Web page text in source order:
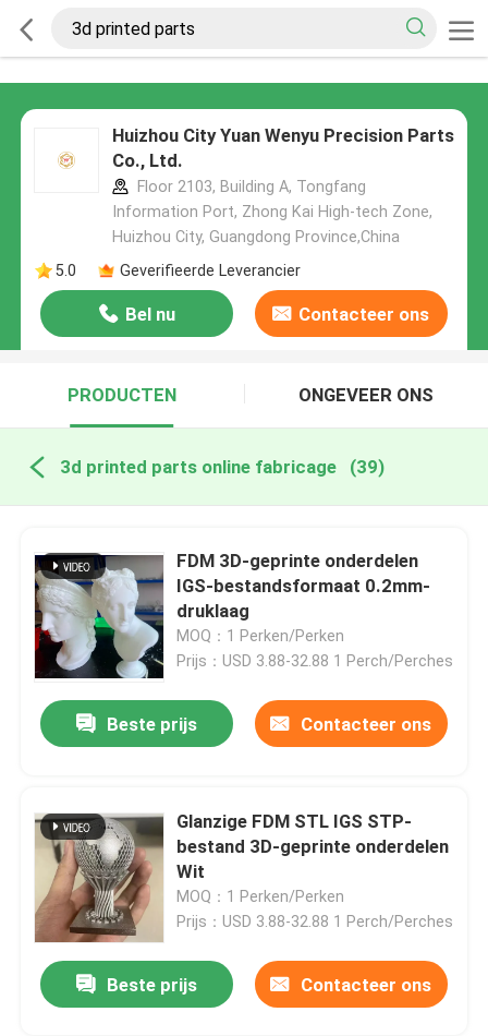
Huizhou City Yuan Wenyu Precision Parts
Co., Ltd.
Floor 2103, Building A, Tongfang
Information Port, Zhong Kai High-tech Zone,
Huizhou City, Guangdong Province,China
5.0
Geverifieerde Leverancier
Bel nu Contacteer ons
PRODUCTEN ONGEVEER ONS
3d printed parts online fabricage (39)
FDM 3D-geprinte onderdelen
IGS-bestandsformaat 0.2mm-
druklaag
MOQ：1 Perken/Perken
Prijs：USD 3.88-32.88 1 Perch/Perches
Beste prijs Contacteer ons
Glanzige FDM STL IGS STP-
bestand 3D-geprinte onderdelen
Wit
MOQ：1 Perken/Perken
Prijs：USD 3.88-32.88 1 Perch/Perches
Beste prijs Contacteer ons